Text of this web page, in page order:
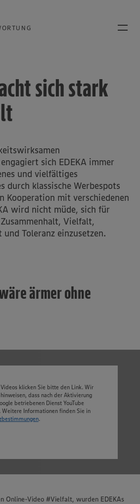
sich stark
sich EDEKA immer
und vielfältiges
durch klassische Werbespots
Kooperation mit verschiedenen
wird nicht müde, sich für
Vielfalt,
Toleranz einzusetzen.
ärmer ohne
klicken Sie bitte den Link. Wir
dass nach der Aktivierung
betriebenen Dienst YouTube
Informationen finden Sie in
.
Online-Video #Vielfalt, wurden EDEKAs